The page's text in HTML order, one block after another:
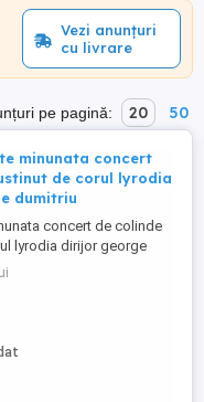
Vezi anunțuri
cu livrare
pe pagină: 20 50
minunata concert
de corul lyrodia
dumitriu
concert de colinde
lyrodia dirijor george
2010 carcasa slim
lei trimit in tara prin posta
toate ofertele mele este
de copii fizice